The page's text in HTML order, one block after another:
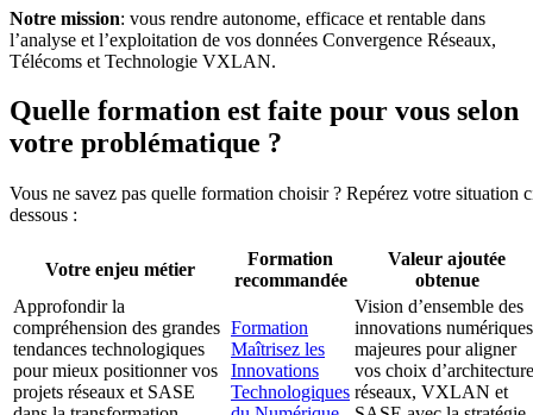
Notre mission: vous rendre autonome, efficace et rentable dans
l’analyse et l’exploitation de vos données Convergence Réseaux,
Télécoms et Technologie VXLAN.
Quelle formation est faite pour vous selon
votre problématique ?
Vous ne savez pas quelle formation choisir ? Repérez votre situation
dessous :
Votre enjeu métier
Formation
recommandée
Valeur ajoutée
obtenue
Approfondir la
compréhension des grandes
tendances technologiques
pour mieux positionner vos
projets réseaux et SASE
Formation
Maîtrisez les
Innovations
Technologiques
Vision d’ensemble des
innovations numériques
majeures pour aligner
vos choix d’architecture
réseaux, VXLAN et